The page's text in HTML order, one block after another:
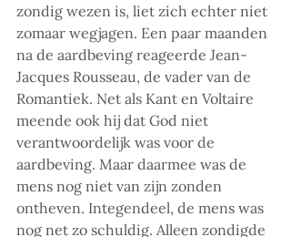
zondig wezen is, liet zich echter niet
zomaar wegjagen. Een paar maanden
na de aardbeving reageerde Jean-
Jacques Rousseau, de vader van de
Romantiek. Net als Kant en Voltaire
meende ook hij dat God niet
verantwoordelijk was voor de
aardbeving. Maar daarmee was de
mens nog niet van zijn zonden
ontheven. Integendeel, de mens was
nog net zo schuldig. Alleen zondigde